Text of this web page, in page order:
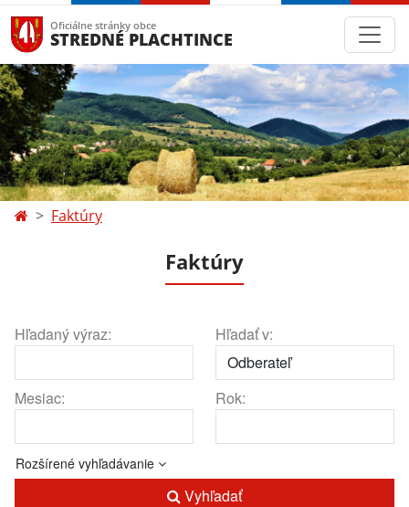
Oficiálne stránky obce
STREDNÉ PLACHTINCE
Faktúry
Faktúry
Hľadaný výraz: Hľadať v:
Mesiac: Rok:
Rozšírené vyhľadávanie
Vyhľadať